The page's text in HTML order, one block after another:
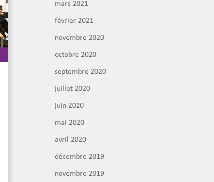
mars 2021
février 2021
novembre 2020
octobre 2020
septembre 2020
juillet 2020
juin 2020
mai 2020
avril 2020
décembre 2019
novembre 2019